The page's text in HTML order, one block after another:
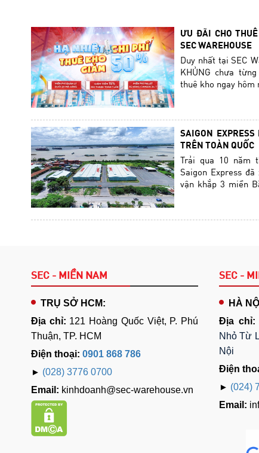
ƯU ĐÃI CHO
SEC WAREHOUSE
Duy nhất tại SEC
KHỦNG chưa
thuê kho ngay hôm
SAIGON
TRÊN TOÀN QUỐC
Trải qua 10 năm
Saigon Express
vận khắp 3 miền
nhu cầu lưu trữ và
SEC - MIỀN NAM
TRỤ SỞ HCM:
Địa chỉ: 121 Hoàng Quốc Việt, P. Phú
Thuận, TP. HCM
Điện thoại: 0901 868 786
► (028) 3776 0700
Email: kinhdoanh@sec-warehouse.vn
SEC -
HÀ
Địa chỉ:
Nhỏ Từ
Nội
Điện
► (024)
Email: